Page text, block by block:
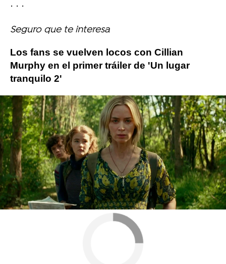
· · ·
Seguro que te interesa
Los fans se vuelven locos con Cillian
Murphy en el primer tráiler de 'Un lugar
tranquilo 2'
Más sobre este tema:
John Krasinski Un lugar tranquilo Emily Blunt